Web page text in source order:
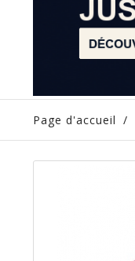
Page d'accueil /